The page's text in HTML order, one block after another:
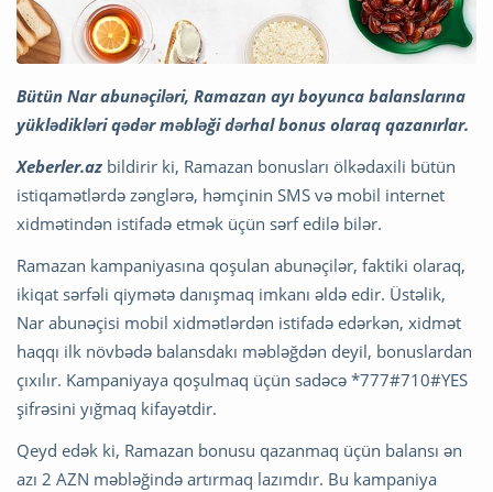
Bütün Nar abunəçiləri, Ramazan ayı boyunca balanslarına
yüklədikləri qədər məbləği dərhal bonus olaraq qazanırlar.
Xeberler.az bildirir ki, Ramazan bonusları ölkədaxili bütün
istiqamətlərdə zənglərə, həmçinin SMS və mobil internet
xidmətindən istifadə etmək üçün sərf edilə bilər.
Ramazan kampaniyasına qoşulan abunəçilər, faktiki olaraq,
ikiqat sərfəli qiymətə danışmaq imkanı əldə edir. Üstəlik,
Nar abunəçisi mobil xidmətlərdən istifadə edərkən, xidmət
haqqı ilk növbədə balansdakı məbləğdən deyil, bonuslardan
çıxılır. Kampaniyaya qoşulmaq üçün sadəcə *777#710#YES
şifrəsini yığmaq kifayətdir.
Qeyd edək ki, Ramazan bonusu qazanmaq üçün balansı ən
azı 2 AZN məbləğində artırmaq lazımdır. Bu kampaniya